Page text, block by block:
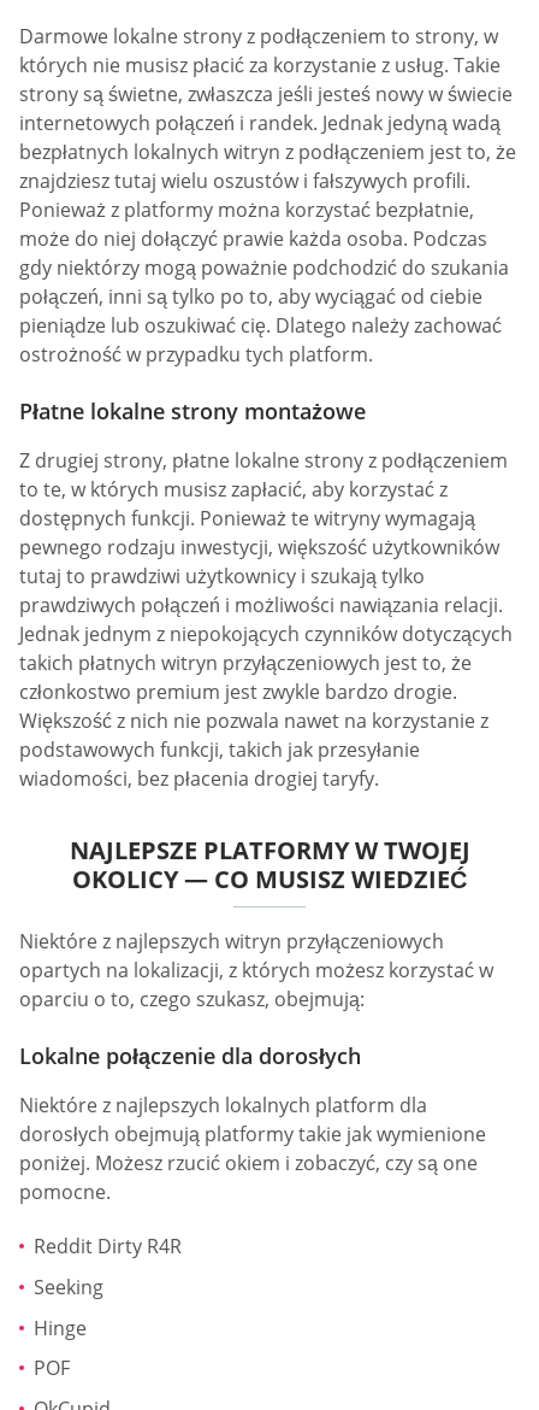
Darmowe lokalne strony z podłączeniem to strony, w
których nie musisz płacić za korzystanie z usług. Takie
strony są świetne, zwłaszcza jeśli jesteś nowy w świecie
internetowych połączeń i randek. Jednak jedyną wadą
bezpłatnych lokalnych witryn z podłączeniem jest to, że
znajdziesz tutaj wielu oszustów i fałszywych profili.
Ponieważ z platformy można korzystać bezpłatnie,
może do niej dołączyć prawie każda osoba. Podczas
gdy niektórzy mogą poważnie podchodzić do szukania
połączeń, inni są tylko po to, aby wyciągać od ciebie
pieniądze lub oszukiwać cię. Dlatego należy zachować
ostrożność w przypadku tych platform.
Płatne lokalne strony montażowe
Z drugiej strony, płatne lokalne strony z podłączeniem
to te, w których musisz zapłacić, aby korzystać z
dostępnych funkcji. Ponieważ te witryny wymagają
pewnego rodzaju inwestycji, większość użytkowników
tutaj to prawdziwi użytkownicy i szukają tylko
prawdziwych połączeń i możliwości nawiązania relacji.
Jednak jednym z niepokojących czynników dotyczących
takich płatnych witryn przyłączeniowych jest to, że
członkostwo premium jest zwykle bardzo drogie.
Większość z nich nie pozwala nawet na korzystanie z
podstawowych funkcji, takich jak przesyłanie
wiadomości, bez płacenia drogiej taryfy.
NAJLEPSZE PLATFORMY W TWOJEJ
OKOLICY — CO MUSISZ WIEDZIEĆ
Niektóre z najlepszych witryn przyłączeniowych
opartych na lokalizacji, z których możesz korzystać w
oparciu o to, czego szukasz, obejmują:
Lokalne połączenie dla dorosłych
Niektóre z najlepszych lokalnych platform dla
dorosłych obejmują platformy takie jak wymienione
poniżej. Możesz rzucić okiem i zobaczyć, czy są one
pomocne.
Reddit Dirty R4R
Seeking
Hinge
POF